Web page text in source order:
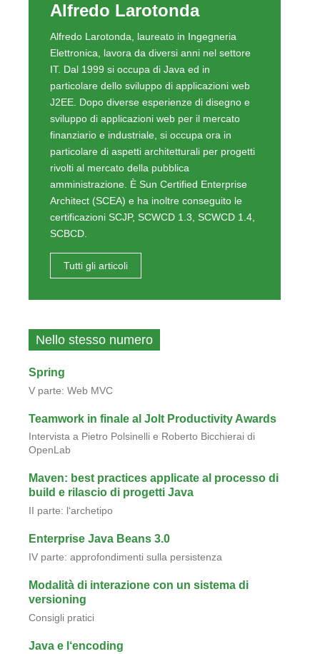
Alfredo Larotonda
Alfredo Larotonda, laureato in Ingegneria
Elettronica, lavora da diversi anni nel settore
IT. Dal 1999 si occupa di Java ed in
particolare dello sviluppo di applicazioni web
J2EE. Dopo diverse esperienze di disegno e
sviluppo di applicazioni web per il mercato
finanziario e industriale, si occupa ora in
particolare di aspetti architetturali per progetti
rivolti al mercato della pubblica
amministrazione. È Sun Certified Enterprise
Architect (SCEA) e ha inoltre conseguito le
certificazioni SCJP, SCWCD 1.3, SCWCD 1.4,
SCBCD.
Tutti gli articoli
Nello stesso numero
Spring
V parte: Web MVC
Teamwork in finale al Jolt Productivity Awards
Intervista a Pietro Polsinelli e Roberto Bicchierai di
OpenLab
Maven: best practices applicate al processo di
build e rilascio di progetti Java
II parte: l‘archetipo
Enterprise Java Beans 3.0
IV parte: approfondimenti sulla persistenza
Modalità di interazione con un sistema di
versioning
Consigli pratici
Java e l‘encoding